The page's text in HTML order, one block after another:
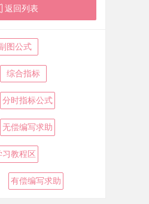
返回列表
图公式
综合指标
分时指标公式
无偿编写求助
习教程区
有偿编写求助